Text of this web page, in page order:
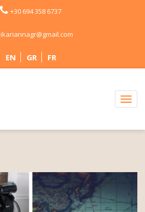
+30 694 358 6737
ikariannagr@gmail.com
EN GR FR